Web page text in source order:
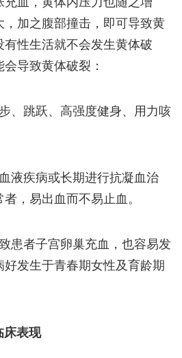
，加之腹部撞击，即可导致黄
性生活就不会发生黄体破
导致黄体破裂：
、跳跃、高强度健身、用力咳
液疾病或长期进行抗凝血治
，易出血而不易止血。
患者子宫卵巢充血，也容易发
发生于青春期女性及育龄期
床表现